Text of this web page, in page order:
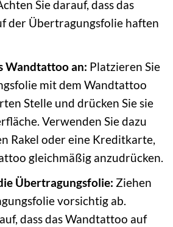
Sie darauf, dass das
der Übertragungsfolie haften
Wandtattoo an: Platzieren Sie
mit dem Wandtattoo
Stelle und drücken Sie sie
Verwenden Sie dazu
Rakel oder eine Kreditkarte,
gleichmäßig anzudrücken.
Übertragungsfolie: Ziehen
vorsichtig ab.
dass das Wandtattoo auf